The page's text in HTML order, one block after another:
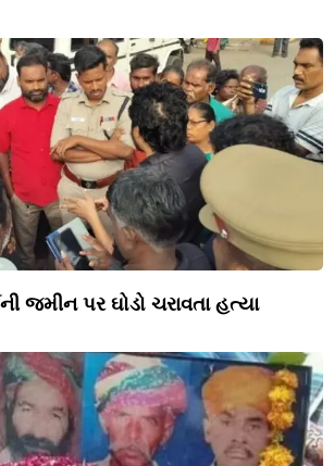
જમીન પર ઘોડો ચરાવતા હત્યા